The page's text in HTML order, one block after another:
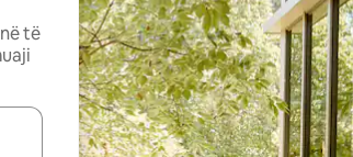
të
butonat e shigjetave lart e poshtë ose eksploro